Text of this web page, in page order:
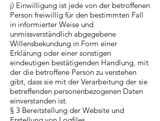
j) Einwilligung ist jede von der betroffenen
Person freiwillig für den bestimmten Fall
in informierter Weise und
unmissverständlich abgegebene
Willensbekundung in Form einer
Erklärung oder einer sonstigen
eindeutigen bestätigenden Handlung, mit
der die betroffene Person zu verstehen
gibt, dass sie mit der Verarbeitung der sie
betreffenden personenbezogenen Daten
einverstanden ist.
§ 3 Bereitstellung der Website und